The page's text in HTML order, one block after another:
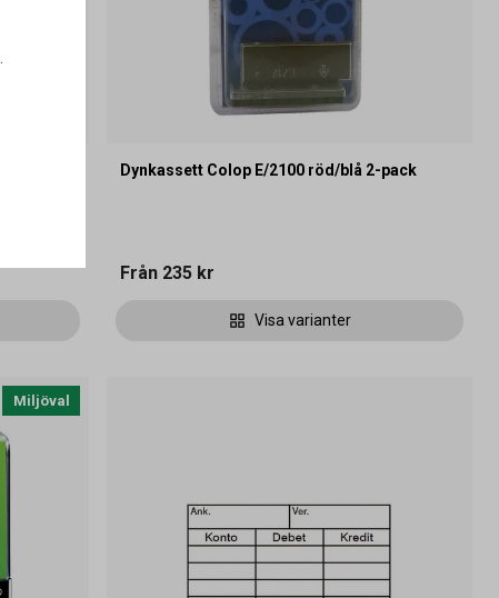
Dynkassett Colop E/2100 röd/blå 2-pack
Från 235 kr
Visa varianter
Miljöval